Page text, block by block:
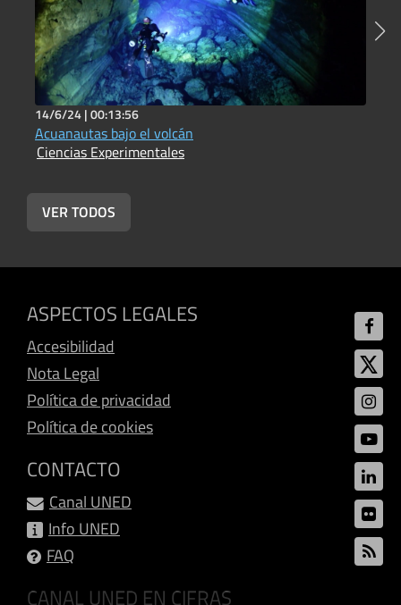
14/6/24 |00:13:56
Acuanautas bajo el volcán
Ciencias Experimentales
VER TODOS
ASPECTOS LEGALES
Accesibilidad
Nota Legal
Política de privacidad
Política de cookies
CONTACTO
Canal UNED
Info UNED
FAQ
CANAL UNED EN CIFRAS